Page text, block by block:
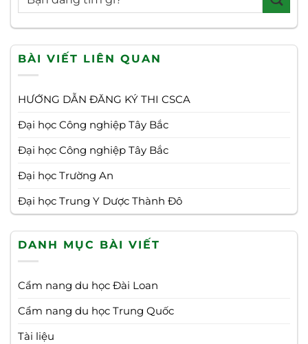
BÀI VIẾT LIÊN QUAN
HƯỚNG DẪN ĐĂNG KÝ THI CSCA
Đại học Công nghiệp Tây Bắc
Đại học Công nghiệp Tây Bắc
Đại học Trường An
Đại học Trung Y Dược Thành Đô
DANH MỤC BÀI VIẾT
Cẩm nang du học Đài Loan
Cẩm nang du học Trung Quốc
Tài liệu